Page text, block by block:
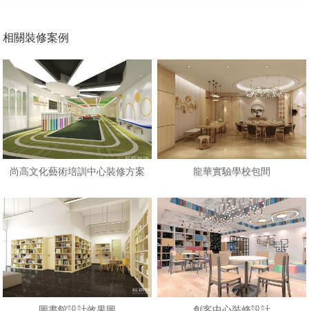
相關裝修案例
尚高文化藝術培訓中心裝修方案 龍華實驗學校包間